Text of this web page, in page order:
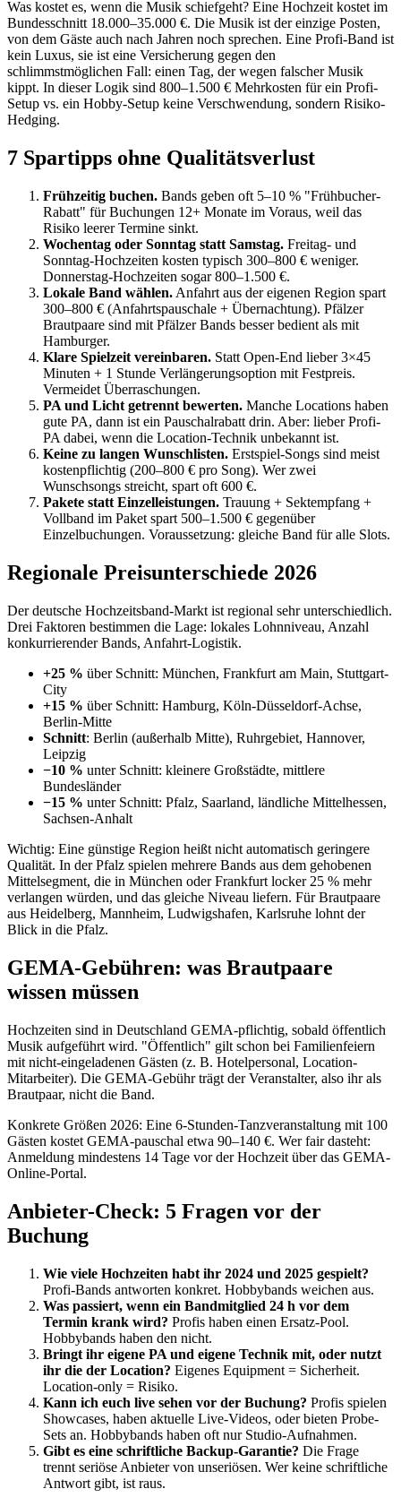
Was kostet es, wenn die Musik schiefgeht? Eine Hochzeit kostet im
Bundesschnitt 18.000–35.000 €. Die Musik ist der einzige Posten,
von dem Gäste auch nach Jahren noch sprechen. Eine Profi-Band ist
kein Luxus, sie ist eine Versicherung gegen den
schlimmstmöglichen Fall: einen Tag, der wegen falscher Musik
kippt. In dieser Logik sind 800–1.500 € Mehrkosten für ein Profi-
Setup vs. ein Hobby-Setup keine Verschwendung, sondern Risiko-
Hedging.
7 Spartipps ohne Qualitätsverlust
Frühzeitig buchen. Bands geben oft 5–10 % "Frühbucher-
Rabatt" für Buchungen 12+ Monate im Voraus, weil das
Risiko leerer Termine sinkt.
Wochentag oder Sonntag statt Samstag. Freitag- und
Sonntag-Hochzeiten kosten typisch 300–800 € weniger.
Donnerstag-Hochzeiten sogar 800–1.500 €.
Lokale Band wählen. Anfahrt aus der eigenen Region spart
300–800 € (Anfahrtspauschale + Übernachtung). Pfälzer
Brautpaare sind mit Pfälzer Bands besser bedient als mit
Hamburger.
Klare Spielzeit vereinbaren. Statt Open-End lieber 3×45
Minuten + 1 Stunde Verlängerungsoption mit Festpreis.
Vermeidet Überraschungen.
PA und Licht getrennt bewerten. Manche Locations haben
gute PA, dann ist ein Pauschalrabatt drin. Aber: lieber Profi-
PA dabei, wenn die Location-Technik unbekannt ist.
Keine zu langen Wunschlisten. Erstspiel-Songs sind meist
kostenpflichtig (200–800 € pro Song). Wer zwei
Wunschsongs streicht, spart oft 600 €.
Pakete statt Einzelleistungen. Trauung + Sektempfang +
Vollband im Paket spart 500–1.500 € gegenüber
Einzelbuchungen. Voraussetzung: gleiche Band für alle Slots.
Regionale Preisunterschiede 2026
Der deutsche Hochzeitsband-Markt ist regional sehr unterschiedlich.
Drei Faktoren bestimmen die Lage: lokales Lohnniveau, Anzahl
konkurrierender Bands, Anfahrt-Logistik.
+25 % über Schnitt: München, Frankfurt am Main, Stuttgart-
City
+15 % über Schnitt: Hamburg, Köln-Düsseldorf-Achse,
Berlin-Mitte
Schnitt: Berlin (außerhalb Mitte), Ruhrgebiet, Hannover,
Leipzig
−10 % unter Schnitt: kleinere Großstädte, mittlere
Bundesländer
−15 % unter Schnitt: Pfalz, Saarland, ländliche Mittelhessen,
Sachsen-Anhalt
Wichtig: Eine günstige Region heißt nicht automatisch geringere
Qualität. In der Pfalz spielen mehrere Bands aus dem gehobenen
Mittelsegment, die in München oder Frankfurt locker 25 % mehr
verlangen würden, und das gleiche Niveau liefern. Für Brautpaare
aus Heidelberg, Mannheim, Ludwigshafen, Karlsruhe lohnt der
Blick in die Pfalz.
GEMA-Gebühren: was Brautpaare
wissen müssen
Hochzeiten sind in Deutschland GEMA-pflichtig, sobald öffentlich
Musik aufgeführt wird. "Öffentlich" gilt schon bei Familienfeiern
mit nicht-eingeladenen Gästen (z. B. Hotelpersonal, Location-
Mitarbeiter). Die GEMA-Gebühr trägt der Veranstalter, also ihr als
Brautpaar, nicht die Band.
Konkrete Größen 2026: Eine 6-Stunden-Tanzveranstaltung mit 100
Gästen kostet GEMA-pauschal etwa 90–140 €. Wer fair dasteht:
Anmeldung mindestens 14 Tage vor der Hochzeit über das GEMA-
Online-Portal.
Anbieter-Check: 5 Fragen vor der
Buchung
Wie viele Hochzeiten habt ihr 2024 und 2025 gespielt?
Profi-Bands antworten konkret. Hobbybands weichen aus.
Was passiert, wenn ein Bandmitglied 24 h vor dem
Termin krank wird? Profis haben einen Ersatz-Pool.
Hobbybands haben den nicht.
Bringt ihr eigene PA und eigene Technik mit, oder nutzt
ihr die der Location? Eigenes Equipment = Sicherheit.
Location-only = Risiko.
Kann ich euch live sehen vor der Buchung? Profis spielen
Showcases, haben aktuelle Live-Videos, oder bieten Probe-
Sets an. Hobbybands haben oft nur Studio-Aufnahmen.
Gibt es eine schriftliche Backup-Garantie? Die Frage
trennt seriöse Anbieter von unseriösen. Wer keine schriftliche
Antwort gibt, ist raus.